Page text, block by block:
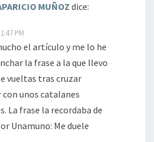
MUÑOZ dice:
PM
el artículo y me lo he
la frase a la que llevo
vueltas tras cruzar
unos catalanes
La frase la recordaba de
Unamuno: Me duele